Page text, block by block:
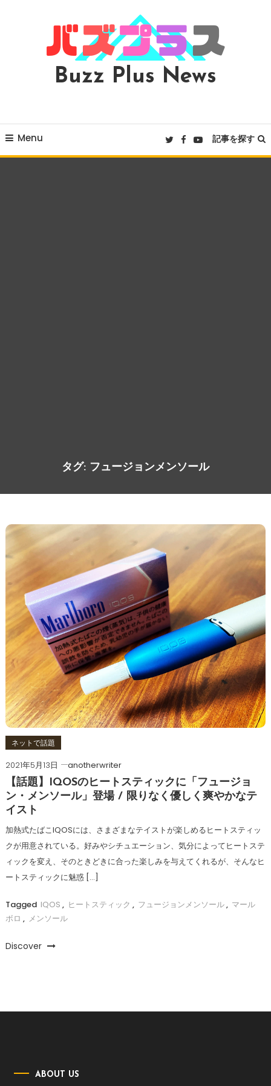
Buzz Plus News
Menu 記事を探す
タグ: フュージョンメンソール
ネットで話題
2021年5月13日
anotherwriter
【話題】IQOSのヒートスティックに「フュージョ
ン・メンソール」登場 / 限りなく優しく爽やかなテ
イスト
加熱式たばこIQOSには、さまざまなテイストが楽しめるヒートスティッ
クが用意されている。好みやシチュエーション、気分によってヒートステ
ィックを変え、そのときどきに合った楽しみを与えてくれるが、そんなヒ
ートスティックに魅惑 […]
Tagged IQOS , ヒートスティック , フュージョンメンソール, マール
ボロ , メンソール
Discover
ABOUT US